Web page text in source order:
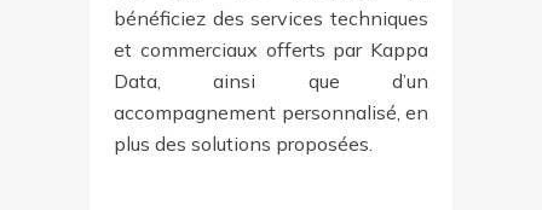
bénéficiez des services techniques
et commerciaux offerts par Kappa
Data, ainsi que d’un
accompagnement personnalisé, en
plus des solutions proposées.